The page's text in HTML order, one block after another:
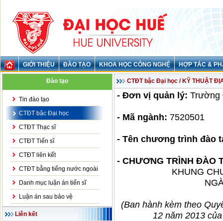
GIỚI THIỆU ĐÀO TẠO KHOA HỌC CÔNG NGHỆ HỢP TÁC &
Đào tạo
Tin đào tạo
CTĐT bậc Đại học
CTĐT Thạc sĩ
CTĐT Tiến sĩ
CTĐT liên kết
CTĐT bằng tiếng nước ngoài
Danh mục luận án tiến sĩ
Luận án sau bảo vệ
Liên kết
CTĐT bậc Đại học / KỸ THUẬT
- Đơn vị quản lý: Trường
- Mã ngành: 7520501
- Tên chương trình đào
- CHƯƠNG TRÌNH ĐÀO
KHUNG
(Ban hành kèm theo
12 năm 2013